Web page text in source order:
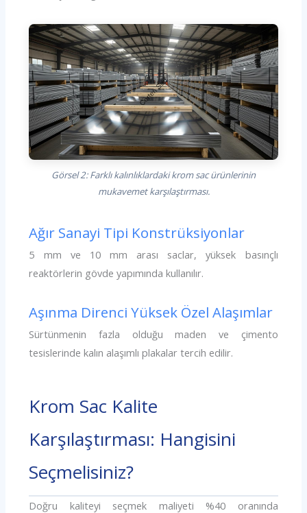
Görsel 2: Farklı kalınlıklardaki krom sac ürünlerinin
mukavemet karşılaştırması.
Ağır Sanayi Tipi Konstrüksiyonlar
5 mm ve 10 mm arası saclar, yüksek basınçlı
reaktörlerin gövde yapımında kullanılır.
Aşınma Direnci Yüksek Özel Alaşımlar
Sürtünmenin fazla olduğu maden ve çimento
tesislerinde kalın alaşımlı plakalar tercih edilir.
Krom Sac Kalite
Karşılaştırması: Hangisini
Seçmelisiniz?
Doğru kaliteyi seçmek maliyeti %40 oranında